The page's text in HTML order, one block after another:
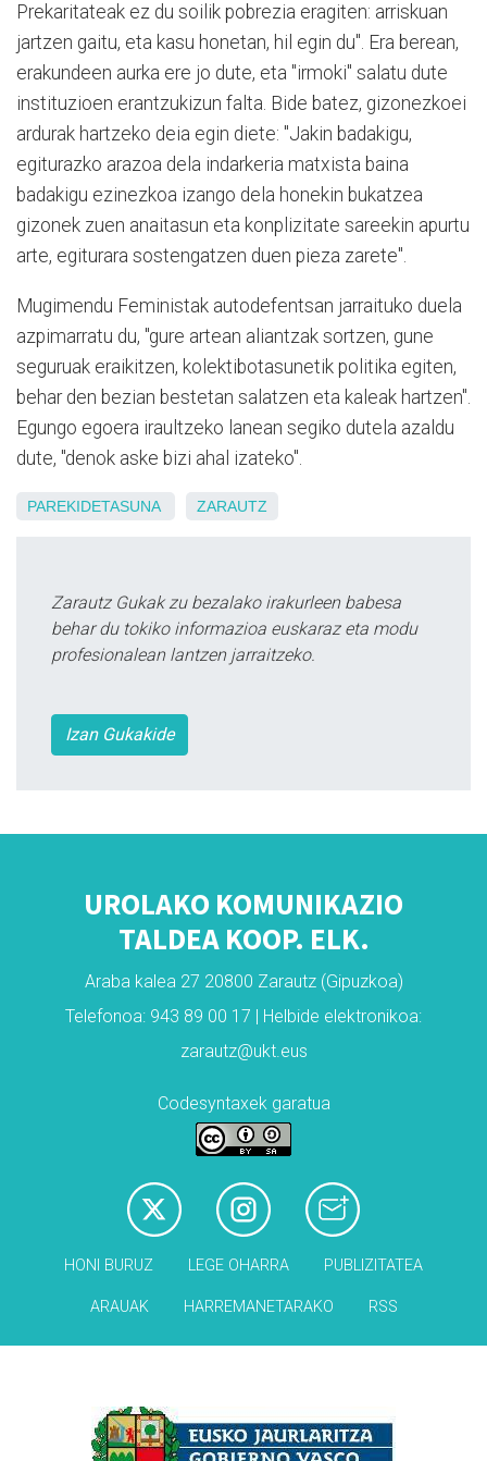
Prekaritateak ez du soilik pobrezia eragiten: arriskuan
jartzen gaitu, eta kasu honetan, hil egin du". Era berean,
erakundeen aurka ere jo dute, eta "irmoki" salatu dute
instituzioen erantzukizun falta. Bide batez, gizonezkoei
ardurak hartzeko deia egin diete: "Jakin badakigu,
egiturazko arazoa dela indarkeria matxista baina
badakigu ezinezkoa izango dela honekin bukatzea
gizonek zuen anaitasun eta konplizitate sareekin apurtu
arte, egiturara sostengatzen duen pieza zarete".
Mugimendu Feministak autodefentsan jarraituko duela
azpimarratu du, "gure artean aliantzak sortzen, gune
seguruak eraikitzen, kolektibotasunetik politika egiten,
behar den bezian bestetan salatzen eta kaleak hartzen".
Egungo egoera iraultzeko lanean segiko dutela azaldu
dute, "denok aske bizi ahal izateko".
PAREKIDETASUNA ZARAUTZ
Zarautz Gukak zu bezalako irakurleen babesa
behar du tokiko informazioa euskaraz eta modu
profesionalean lantzen jarraitzeko.
Izan Gukakide
UROLAKO KOMUNIKAZIO
TALDEA KOOP. ELK.
Araba kalea 27 20800 Zarautz (Gipuzkoa)
Telefonoa: 943 89 00 17 | Helbide elektronikoa:
zarautz@ukt.eus
Codesyntaxek garatua
HONI BURUZ LEGE OHARRA PUBLIZITATEA
ARAUAK HARREMANETARAKO RSS